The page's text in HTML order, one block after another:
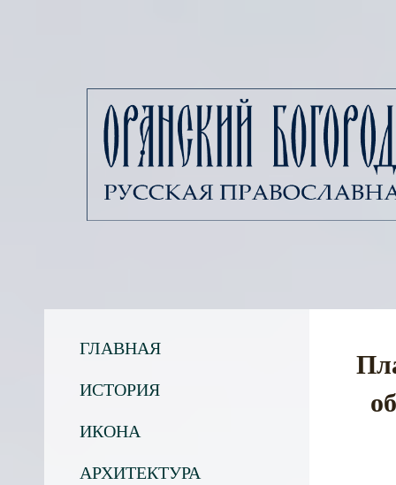
ГЛАВНАЯ
ИСТОРИЯ
ИКОНА
АРХИТЕКТУРА